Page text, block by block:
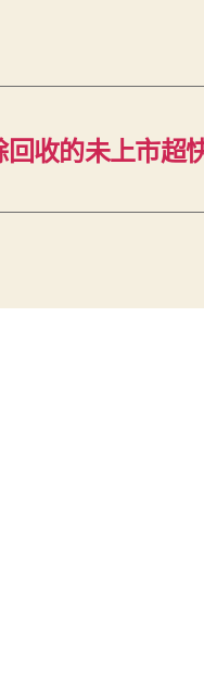
回收的未上市超